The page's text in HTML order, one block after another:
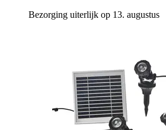
Bezorging uiterlijk op 13. augustus